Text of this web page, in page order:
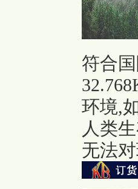
符合
环境,
人类
无法